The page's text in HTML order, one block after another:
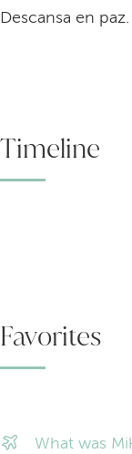
Descansa en paz.
Timeline
Favorites
What was